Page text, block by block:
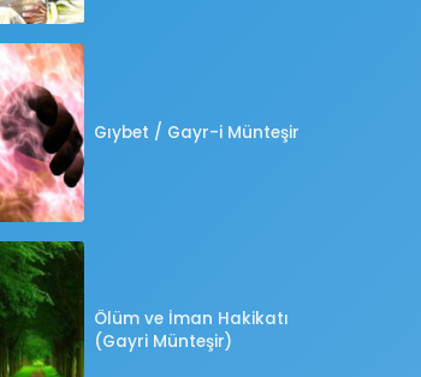
Gıybet / Gayr-i Münteşir
Ölüm ve İman Hakikatı
(Gayri Münteşir)